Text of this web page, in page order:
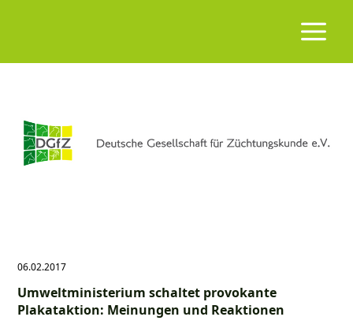
06.02.2017
Umweltministerium schaltet provokante
Plakataktion: Meinungen und Reaktionen